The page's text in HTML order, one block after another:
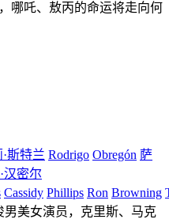
哪吒、敖丙的命运将走向何
斯特兰 Rodrigo Obregón 萨
汉密尔
Cassidy Phillips Ron Browning
美女演员，克里斯、马克